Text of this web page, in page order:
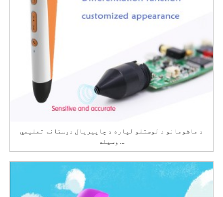
د ماشومانو د لوستلو لپاره د چاپیریال دوستانه تعلیمي
وسیله ...